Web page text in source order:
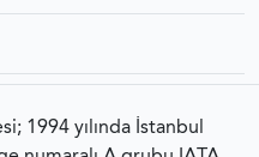
1994 yılında İstanbul